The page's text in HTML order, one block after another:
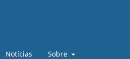
Notícias Sobre